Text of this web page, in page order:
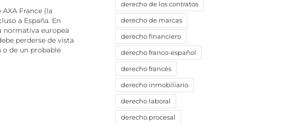
France (la
a España. En
normativa europea
perderse de vista
o de un probable
derecho de los contratos
derecho de marcas
derecho financiero
derecho franco-español
derecho francés
derecho inmobiliario
derecho laboral
derecho procesal